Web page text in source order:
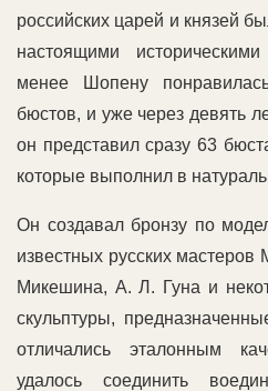
российских царей и князей
настоящими
менее Шопену
бюстов, и уже через девять
он представил сразу 63
которые выполнил в
Он создавал бронзу по
известных русских
Микешина, А. Л. Гуна и
скульптуры,
отличались эталонным
удалось соединить